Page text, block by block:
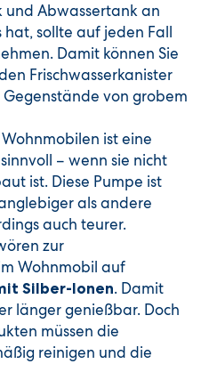
und Abwassertank an
hat, sollte auf jeden Fall
Damit können Sie
Frischwasserkanister
von grobem
ist eine
sinnvoll – wenn sie nicht
ist. Diese Pumpe ist
als andere
auch teurer.
zur
Wohnmobil auf
Silber-Ionen. Damit
länger genießbar. Doch
müssen die
reinigen und die